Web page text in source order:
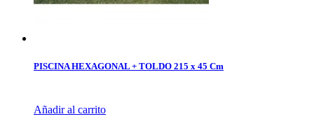
PISCINA HEXAGONAL + TOLDO 215 x 45 Cm
Añadir al carrito